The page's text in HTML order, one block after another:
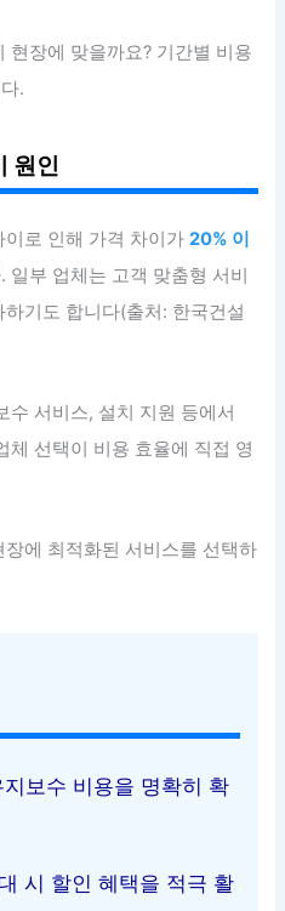
현장에 맞을까요? 기간별 비용
.
원인
이로 인해 가격 차이가20% 이
부 업체는 고객 맞춤형 서비
기도 합니다(출처: 한국건설
수 서비스, 설치 지원 등에서
체 선택이 비용 효율에 직접 영
에 최적화된 서비스를 선택하
보수 비용을 명확히 확
시 할인 혜택을 적극 활